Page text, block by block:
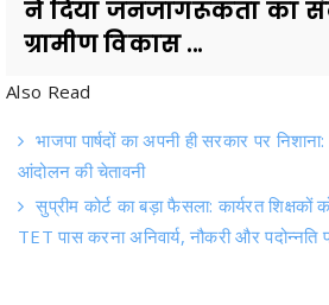
Also Read
आंदोलन की चेतावनी
सुप्रीम कोर्ट का बड़ा फैसला: कार्यरत
TET पास करना अनिवार्य, नौकरी और पदोन्नति